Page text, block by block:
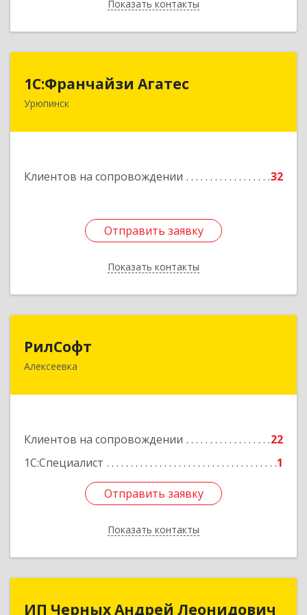
Показать контакты
Назад
1С:Франчайзи Агатес
Урюпинск
Клиентов на сопровождении 32
Отправить заявку
Показать контакты
403113, Волгоградская обл, Урюпинск г, Ленина
Отправить заявку
Назад
РилСофт
Алексеевка
Клиентов на сопровождении
22
1С:Специалист
1
Отправить заявку
Показать контакты
309850, Белгородская обл, Алексеевский р-н,
Отправить заявку
Назад
ИП Черных Андрей Леонидович
ИП Черных Андрей Леонидович